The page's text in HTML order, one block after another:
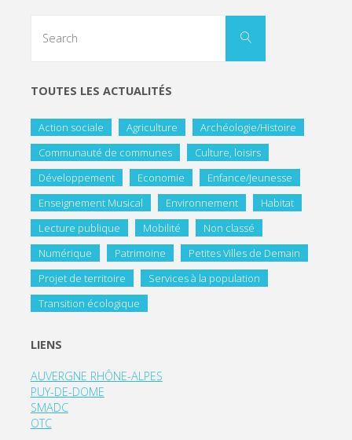
TOUTES LES ACTUALITÉS
Action sociale Agriculture
Archéologie/Histoire
Communauté de communes
Culture, loisirs
Développement
Economie
Enfance/Jeunesse
Enseignement Musical
Environnement
Habitat
Lecture publique
Mobilité
Non classé
Numérique
Patrimoine
Petites Villes de Demain
Projet de territoire
Services à la population
Transition écologique
LIENS
AUVERGNE RHÔNE-ALPES
PUY-DE-DOME
SMADC
OTC